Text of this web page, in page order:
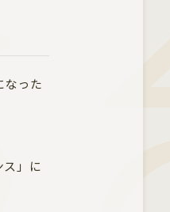
なった
」に